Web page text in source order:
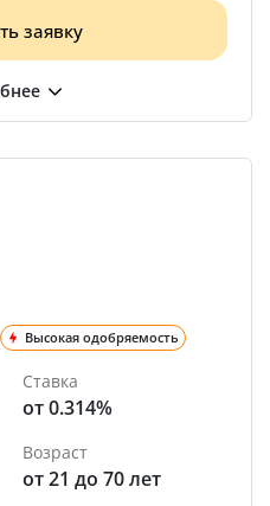
заявку
Высокая одобряемость
Ставка
от 0.314%
Возраст
от 21 до 70 лет